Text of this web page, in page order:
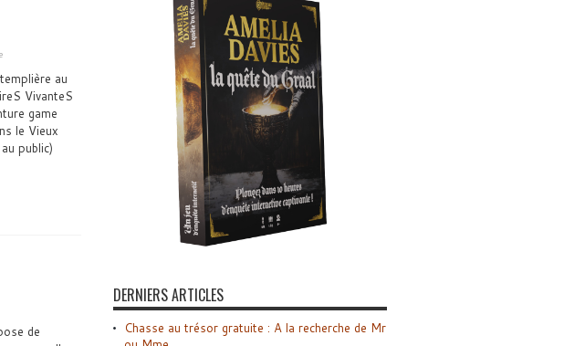
au
VivanteS
game
le Vieux
public)
de
DERNIERS ARTICLES
Chasse au trésor gratuite : A la recherche de Mr